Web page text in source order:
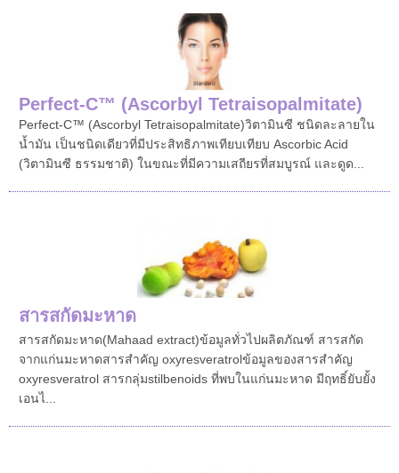
Perfect-C ™ (Ascorbyl Tetraisopalmitate)
Perfect-C ™ (Ascorbyl Tetraisopalmitate)วิตามินซี ชนิดละลายใน
น้ำมัน เป็นชนิดเดียวที่มีประสิทธิภาพเทียบเทียบ Ascorbic Acid
(วิตามินซี ธรรมชาติ) ในขณะที่มีความเสถียรที่สมบูรณ์ และดูด...
สารสกัดมะหาด
สารสกัดมะหาด(Mahaad extract)ข้อมูลทั่วไปผลิตภัณฑ์ สารสกัด
จากแก่นมะหาดสารสำคัญ oxyresveratrolข้อมูลของสารสำคัญ
oxyresveratrol สารกลุ่มstilbenoids ที่พบในแก่นมะหาด มีฤทธิ์ยับยั้ง
เอนไ...